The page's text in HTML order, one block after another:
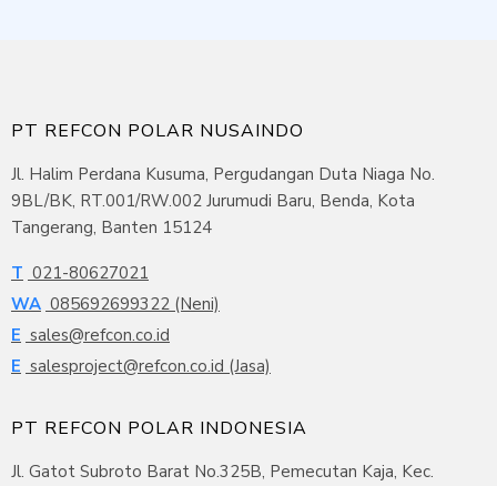
PT REFCON POLAR NUSAINDO
Jl. Halim Perdana Kusuma, Pergudangan Duta Niaga No.
9BL/BK, RT.001/RW.002 Jurumudi Baru, Benda, Kota
Tangerang, Banten 15124
T 021-80627021
WA 085692699322 (Neni)
E sales@refcon.co.id
E salesproject@refcon.co.id (Jasa)
PT REFCON POLAR INDONESIA
Jl. Gatot Subroto Barat No.325B, Pemecutan Kaja, Kec.